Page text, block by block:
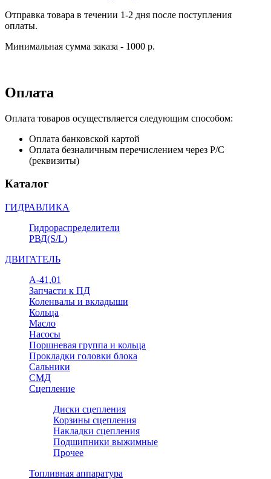
Отправка товара в течении 1-2 дня после поступления
оплаты.
Минимальная сумма заказа - 1000 р.
Оплата
Оплата товаров осуществляется следующим способом:
Оплата банковской картой
Оплата безналичным перечислением через Р/С
(реквизиты)
Каталог
ГИДРАВЛИКА
Гидрораспределители
РВД(S/L)
ДВИГАТЕЛЬ
А-41,01
Запчасти к ПД
Коленвалы и вкладыши
Кольца
Масло
Насосы
Поршневая группа и кольца
Прокладки головки блока
Сальники
СМД
Сцепление
Диски сцепления
Корзины сцепления
Накладки сцепления
Подшипники выжимные
Прочее
Топливная аппаратура